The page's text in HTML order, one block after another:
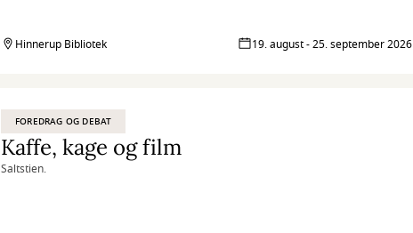
Hinnerup Bibliotek 19. august - 25. september 2026
FOREDRAG OG DEBAT
Kaffe, kage og film
Saltstien.